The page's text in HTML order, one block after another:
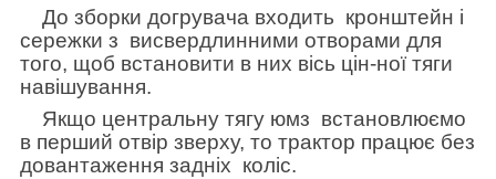
До зборки догрувача входить кронштейн і
сережки з висвердлинними отворами для
того, щоб встановити в них вісь цін-ної тяги
навішування.
Якщо центральну тягу юмз встановлюємо
в перший отвір зверху, то трактор працює без
довантаження задніх коліс.